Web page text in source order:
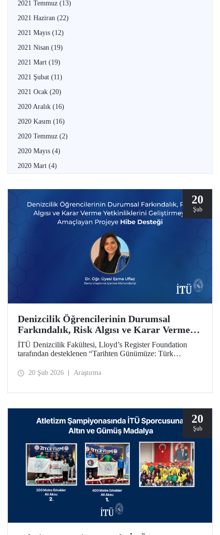
2021 Temmuz (13)
2021 Haziran (22)
2021 Mayıs (12)
2021 Nisan (19)
2021 Mart (19)
2021 Şubat (11)
2021 Ocak (20)
2020 Aralık (16)
2020 Kasım (16)
2020 Temmuz (2)
2020 Mayıs (4)
2020 Mart (4)
20
Şub
Denizcilik Öğrencilerinin Durumsal
Farkındalık, Risk Algısı ve Karar Verme
Yetkinliklerini Geliştirmeyi Amaçlayan
Projeye Hibe Desteği
İTÜ Denizcilik Fakültesi, Lloyd’s Register Foundation
tarafından desteklenen “Tarihten Günümüze: Türk
Archives to Action: Recreating Turkish Straits Navigation
20 Şub 2026 Araştırma
20
Şub